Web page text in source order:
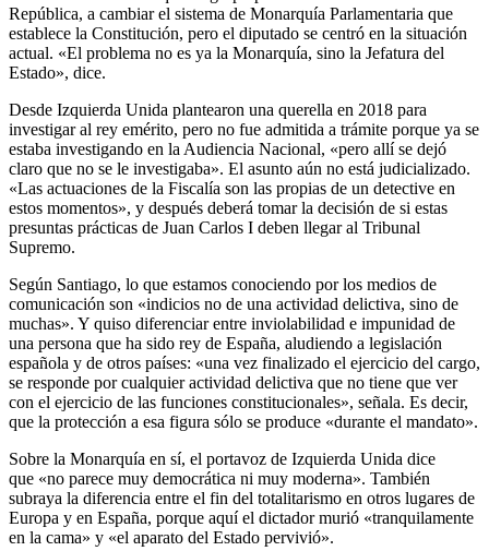
República, a cambiar el sistema de Monarquía Parlamentaria que
establece la Constitución, pero el diputado se centró en la situación
actual. «El problema no es ya la Monarquía, sino la Jefatura del
Estado», dice.
Desde Izquierda Unida plantearon una querella en 2018 para
investigar al rey emérito, pero no fue admitida a trámite porque ya se
estaba investigando en la Audiencia Nacional, «pero allí se dejó
claro que no se le investigaba». El asunto aún no está judicializado.
«Las actuaciones de la Fiscalía son las propias de un detective en
estos momentos», y después deberá tomar la decisión de si estas
presuntas prácticas de Juan Carlos I deben llegar al Tribunal
Supremo.
Según Santiago, lo que estamos conociendo por los medios de
comunicación son «indicios no de una actividad delictiva, sino de
muchas». Y quiso diferenciar entre inviolabilidad e impunidad de
una persona que ha sido rey de España, aludiendo a legislación
española y de otros países: «una vez finalizado el ejercicio del cargo,
se responde por cualquier actividad delictiva que no tiene que ver
con el ejercicio de las funciones constitucionales», señala. Es decir,
que la protección a esa figura sólo se produce «durante el mandato».
Sobre la Monarquía en sí, el portavoz de Izquierda Unida dice
que «no parece muy democrática ni muy moderna». También
subraya la diferencia entre el fin del totalitarismo en otros lugares de
Europa y en España, porque aquí el dictador murió «tranquilamente
en la cama» y «el aparato del Estado pervivió».